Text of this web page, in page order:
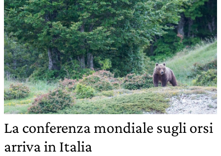
La conferenza mondiale sugli orsi
arriva in Italia